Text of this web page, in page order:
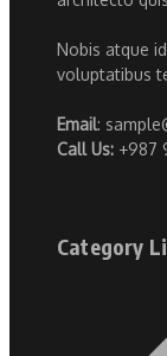
Nobis atque
voluptatibus
Email:
Call Us: +987
Category